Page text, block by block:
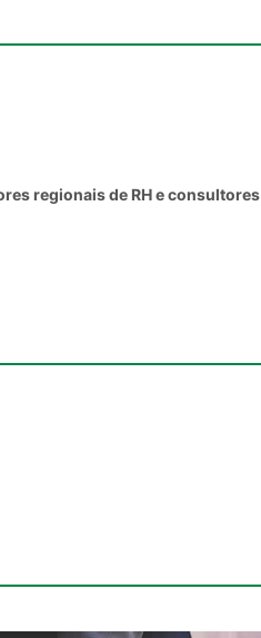
regionais de RH e consultores